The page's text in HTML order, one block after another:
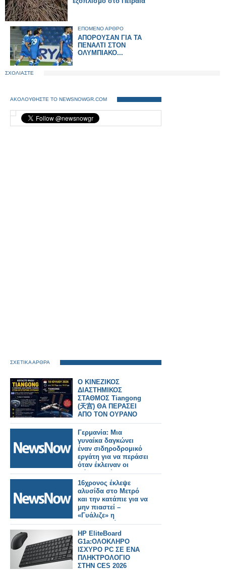
ΕΠΟΜΕΝΟ ΑΡΘΡΟ
ΑΠΟΡΟΥΣΑΝ ΓΙΑ ΤΑ
ΠΕΝΑΛΤΙ ΣΤΟΝ
ΟΛΥΜΠΙΑΚΟ...
ΣΧΟΛΙΑΣΤΕ
ΑΚΟΛΟΥΘΗΣΤΕ ΤΟ NEWSNOWGR.COM
ΣΧΕΤΙΚΑ ΑΡΘΡΑ
Ο ΚΙΝΕΖΙΚΟΣ
ΔΙΑΣΤΗΜΙΚΟΣ
ΣΤΑΘΜΟΣ Tiangong
(天宫) ΘΑ ΠΕΡΑΣΕΙ
ΑΠΟ ΤΟΝ ΟΥΡΑΝΟ
Γερμανία: Μια
γυναίκα δαγκώνει
έναν σιδηροδρομικό
εργάτη για να περάσει
όταν έκλειναν οι
πόρτες τρένου!
16χρονος έκλεψε
αλυσίδα στο Μετρό
και την κατάπιε για να
μην πιαστεί –
«Γυάλιζε» η
ακτινογραφία
HP EliteBoard
G1a:ΟΛΟΚΛΗΡΟ
ΙΣΧΥΡΟ PC ΣΕ ΕΝΑ
ΠΛΗΚΤΡΟΛΟΓΙΟ
ΣΤΗΝ CES 2026